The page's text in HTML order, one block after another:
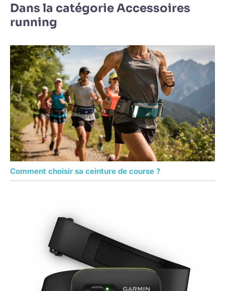
Dans la catégorie Accessoires
running
Comment choisir sa ceinture de course ?